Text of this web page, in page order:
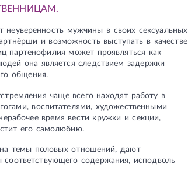
неуверенность мужчины в своих сексуальных
и возможность выступать в качестве
партенофилия может проявляться как
она является следствием задержки
общения.
чаще всего находят работу в
воспитателями, художественными
время вести кружки и секции,
его самолюбию.
темы половых отношений, дают
содержания, исподволь